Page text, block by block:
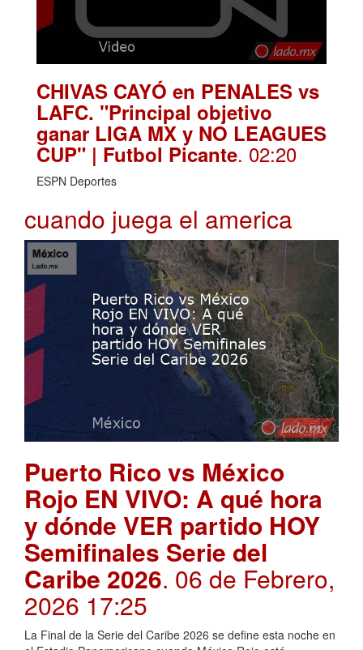
CHIVAS CAYÓ en PENALES vs
LAFC. "Principal objetivo
ganar LIGA MX y NO LEAGUES
CUP" | Futbol Picante. 02:20
ESPN Deportes
cuando juega el america
Puerto Rico vs México
Rojo EN VIVO: A qué hora
y dónde VER partido HOY
Semifinales Serie del
Caribe 2026. 06 de Febrero,
2026 17:25
La Final de la Serie del Caribe 2026 se define esta noche en